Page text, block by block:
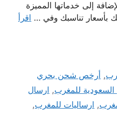
إلى خدماتها المميزة
بأسعار تناسبك وفي … اقرأ
, أرخص شحن بحري
للمغرب, ارسال
, ارساليات للمغرب,